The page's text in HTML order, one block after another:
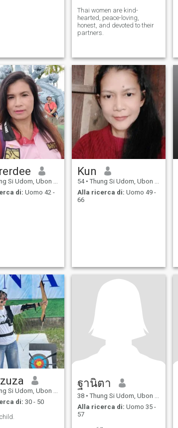
Thai women are kind-
hearted, peace-loving,
honest, and devoted to their
partners.
Ubon Ratchathani, Thailandia
di: Uomo 42 -
Kun
54 • Thung Si Udom, Ubon Ratchathani, Thailandia
Alla ricerca di: Uomo 49 -
66
Ubon Ratchathani, Thailandia
di: 30 - 50
ฐานิตา
38 • Thung Si Udom, Ubon Ratchathani, Thailandia
Alla ricerca di: Uomo 35 -
57